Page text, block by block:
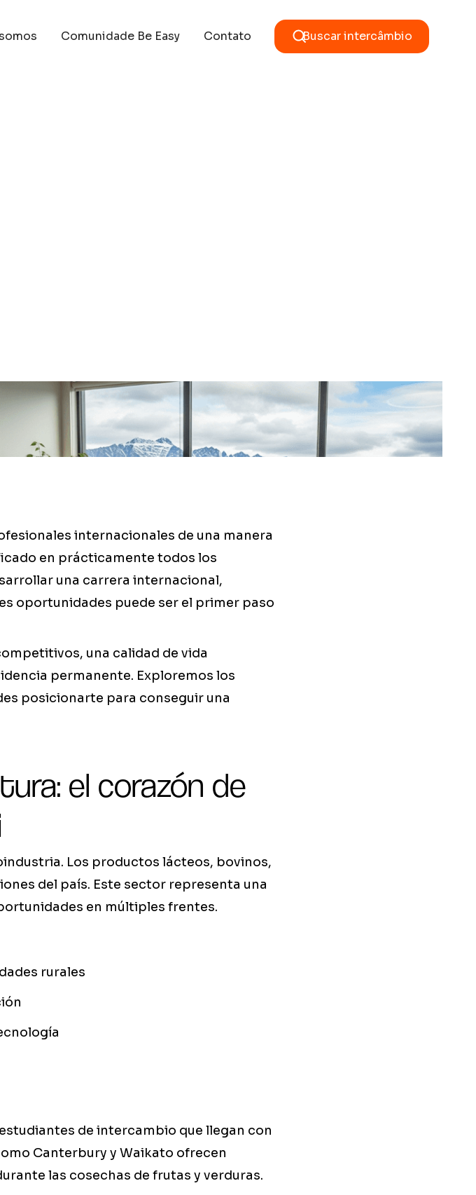
Comunidade Be Easy Contato Buscar intercâmbio
internacionales de una manera
en prácticamente todos los
una carrera internacional,
oportunidades puede ser el primer paso
una calidad de vida
permanente. Exploremos los
posicionarte para conseguir una
el corazón de
Los productos lácteos, bovinos,
del país. Este sector representa una
en múltiples frentes.
rurales
de intercambio que llegan con
Canterbury y Waikato ofrecen
las cosechas de frutas y verduras.